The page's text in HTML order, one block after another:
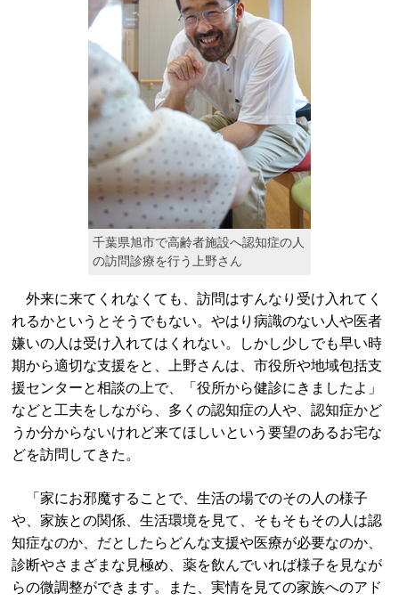
千葉県旭市で高齢者施設へ認知症の人
の訪問診療を行う上野さん
外来に来てくれなくても、訪問はすんなり受け入れてく
れるかというとそうでもない。やはり病識のない人や医者
嫌いの人は受け入れてはくれない。しかし少しでも早い時
期から適切な支援をと、上野さんは、市役所や地域包括支
援センターと相談の上で、「役所から健診にきましたよ」
などと工夫をしながら、多くの認知症の人や、認知症かど
うか分からないけれど来てほしいという要望のあるお宅な
どを訪問してきた。
「家にお邪魔することで、生活の場でのその人の様子
や、家族との関係、生活環境を見て、そもそもその人は認
知症なのか、だとしたらどんな支援や医療が必要なのか、
診断やさまざまな見極め、薬を飲んでいれば様子を見なが
らの微調整ができます。また、実情を見ての家族へのアド